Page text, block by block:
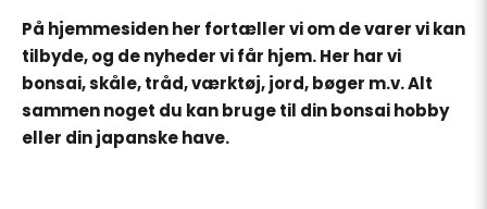
På hjemmesiden her fortæller vi om de varer vi kan
tilbyde, og de nyheder vi får hjem. Her har vi
bonsai, skåle, tråd, værktøj, jord, bøger m.v. Alt
sammen noget du kan bruge til din bonsai hobby
eller din japanske have.